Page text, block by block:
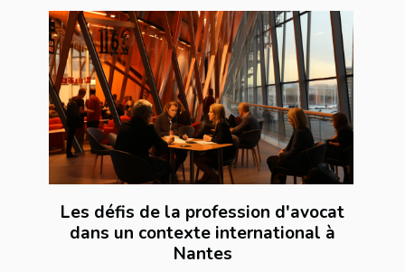
Les défis de la profession d'avocat
dans un contexte international à
Nantes